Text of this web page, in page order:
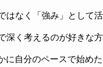
はなく「強み」として
深く考えるのが好きな方
に自分のペースで始め